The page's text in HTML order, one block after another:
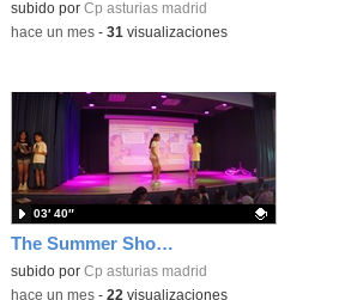
Contenido educativo.
subido por Cp asturias madrid
-hace un mes- 31 visualizaciones
The Summer Show 004
Contenido educativo.
subido por Cp asturias madrid
03′ 40″
-hace un mes- 22 visualizaciones